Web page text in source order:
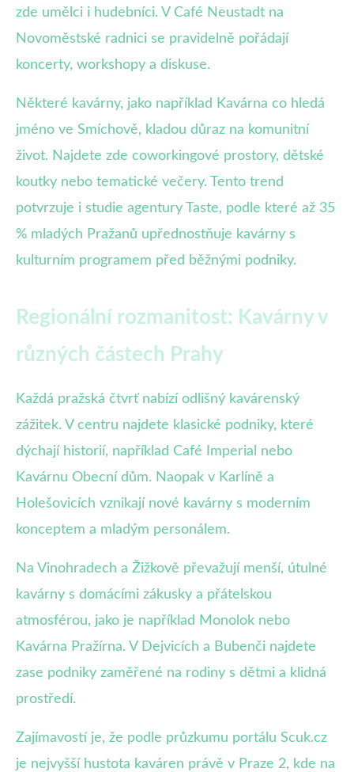
zde umělci i hudebníci. V Café Neustadt na
Novoměstské radnici se pravidelně pořádají
koncerty, workshopy a diskuse.
Některé kavárny, jako například Kavárna co hledá
jméno ve Smíchově, kladou důraz na komunitní
život. Najdete zde coworkingové prostory, dětské
koutky nebo tematické večery. Tento trend
potvrzuje i studie agentury Taste, podle které až 35
% mladých Pražanů upřednostňuje kavárny s
kulturním programem před běžnými podniky.
Regionální rozmanitost: Kavárny v
různých částech Prahy
Každá pražská čtvrť nabízí odlišný kavárenský
zážitek. V centru najdete klasické podniky, které
dýchají historií, například Café Imperial nebo
Kavárnu Obecní dům. Naopak v Karlíně a
Holešovicích vznikají nové kavárny s moderním
konceptem a mladým personálem.
Na Vinohradech a Žižkově převažují menší, útulné
kavárny s domácími zákusky a přátelskou
atmosférou, jako je například Monolok nebo
Kavárna Pražírna. V Dejvicích a Bubenči najdete
zase podniky zaměřené na rodiny s dětmi a klidná
prostředí.
Zajímavostí je, že podle průzkumu portálu Scuk.cz
je nejvyšší hustota kaváren právě v Praze 2, kde na